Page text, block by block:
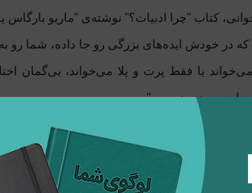
کتاب "چرا ادبیات؟" نوشته‌ی "ماریو بارگاس
که در خودش ایده‌های بزرگی رو جا داده، شما
یا فقط پرت و پلا می‌خواند، بی‌گمان
دارد، بسنده نیست."